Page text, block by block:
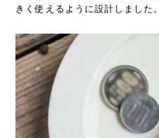
きく使えるように設計しました。